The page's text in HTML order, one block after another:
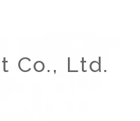
Co., Ltd.